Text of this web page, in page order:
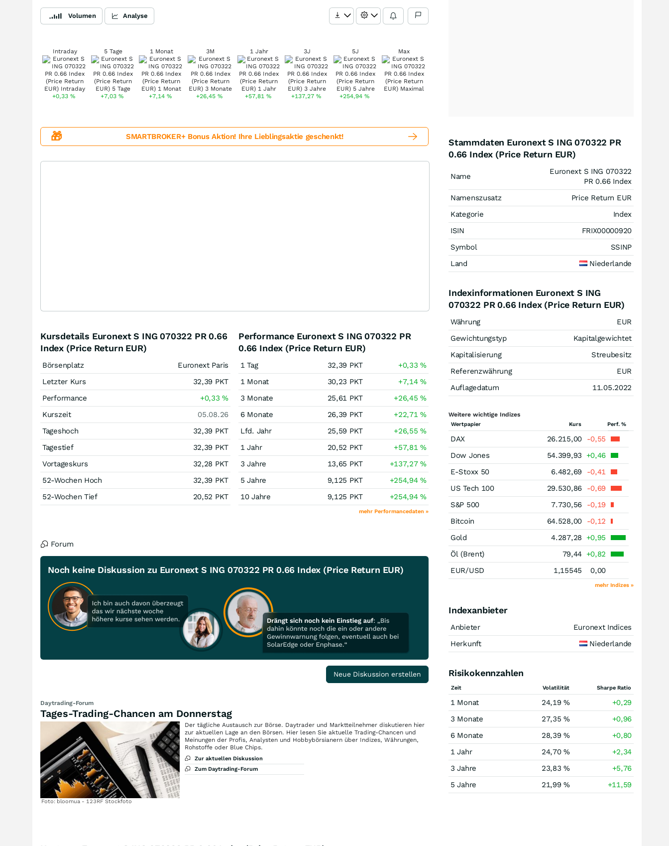
Volumen Analyse
Intraday
+0,33%
5 Tage
+7,03%
1 Monat
+7,14%
3M
+26,45%
1 Jahr
+57,81 %
3J
+137,27 %
5J
+254,94%
Max
🎁 SMARTBROKER+ Bonus Aktion! Ihre Lieblingsaktie geschenkt!
Kursdetails Euronext S ING 070322 PR 0.66
Index (Price Return EUR)
Börsenplatz
Euronext Paris
Letzter Kurs
32,39 PKT
Performance
+0,33%
Kurszeit
05.08.26
Tageshoch
32,39 PKT
Tagestief
32,39 PKT
Vortageskurs
32,28 PKT
52-Wochen Hoch
32,39 PKT
52-Wochen Tief
20,52 PKT
Performance Euronext S ING 070322 PR
0.66 Index (Price Return EUR)
1 Tag 32,39 PKT +0,33%
1 Monat
30,23 PKT +7,14%
3 Monate
25,61 PKT +26,45%
6 Monate
26,39 PKT +22,71%
Lfd. Jahr
25,59 PKT +26,55%
1 Jahr
20,52 PKT +57,81%
3 Jahre
13,65 PKT +137,27%
5 Jahre
9,125 PKT +254,94%
10 Jahre
9,125 PKT +254,94%
mehr Performancedaten »
Forum
Noch keine Diskussion zu Euronext S ING 070322 PR 0.66 Index (Price Return EUR)
Neue Diskussion erstellen
Daytrading-Forum
Tages-Trading-Chancen am Donnerstag
Foto: bloomua - 123RF Stockfoto
Der tägliche Austausch zur Börse. Daytrader und Marktteilnehmer diskutieren hier
zur aktuellen Lage an den Börsen. Hier lesen Sie aktuelle Trading-Chancen und
Meinungen der Profis, Analysten und Hobbybörsianern über Indizes, Währungen,
Rohstoffe oder Blue Chips.
Zur aktuellen Diskussion
Zum Daytrading-Forum
Stammdaten Euronext S ING 070322 PR
0.66 Index (Price Return EUR)
Name
Euronext S ING 070322
PR 0.66 Index
Namenszusatz
Price Return EUR
Kategorie
Index
ISIN
FRIX00000920
Symbol
SSINP
Land
Niederlande
Indexinformationen Euronext S ING
070322 PR 0.66 Index (Price Return EUR)
Währung
EUR
Gewichtungstyp
Kapitalgewichtet
Kapitalisierung
Streubesitz
Referenzwährung
EUR
Auflagedatum
11.05.2022
Weitere wichtige Indizes
Wertpapier Kurs Perf. %
DAX 26.215,00
-0,55
Dow Jones
54.399,93
+0,46
E-Stoxx 50
6.482,69
-0,41
US Tech 100
29.530,86
-0,69
S&P 500
7.730,56
-0,19
Bitcoin
64.528,00
-0,12
Gold
4.287,28
+0,95
Öl (Brent)
79,44 +0,82
EUR/USD
1,15545 0,00
mehr Indizes »
Indexanbieter
Anbieter
Euronext Indices
Herkunft
Niederlande
Risikokennzahlen
Zeit Volatilität Sharpe Ratio
1 Monat 24,19 %
+0,29
3 Monate
27,35 %
+0,96
6 Monate
28,39 %
+0,80
1 Jahr
24,70 %
+2,34
3 Jahre
23,83 %
+5,76
5 Jahre
21,99 % +11,59